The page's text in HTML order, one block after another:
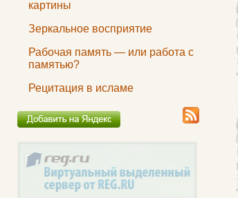
картины
Зеркальное восприятие
Рабочая память — или работа с
памятью?
Рецитация в исламе